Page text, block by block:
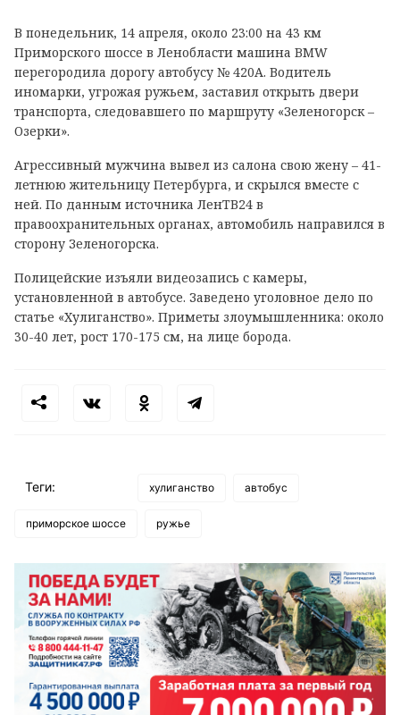
В понедельник, 14 апреля, около 23:00 на 43 км
Приморского шоссе в Ленобласти машина BMW
перегородила дорогу автобусу № 420А. Водитель
иномарки, угрожая ружьем, заставил открыть двери
транспорта, следовавшего по маршруту «Зеленогорск –
Озерки».
Агрессивный мужчина вывел из салона свою жену – 41-
летнюю жительницу Петербурга, и скрылся вместе с
ней. По данным источника ЛенТВ24 в
правоохранительных органах, автомобиль направился в
сторону Зеленогорска.
Полицейские изъяли видеозапись с камеры,
установленной в автобусе. Заведено уголовное дело по
статье «Хулиганство». Приметы злоумышленника: около
30-40 лет, рост 170-175 см, на лице борода.
Теги: хулиганство автобус
приморское шоссе ружье